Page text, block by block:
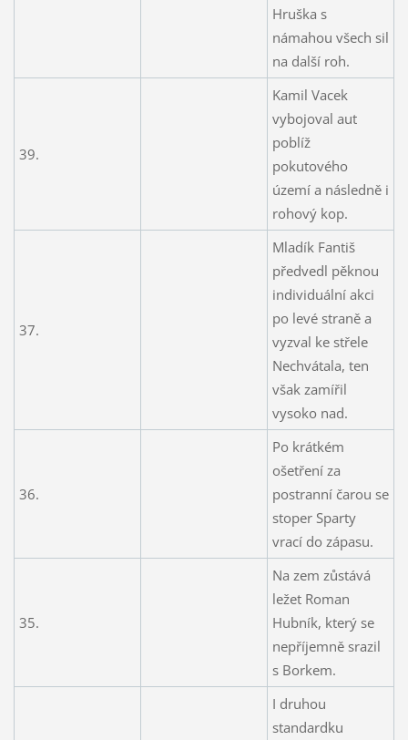
Hruška s
námahou všech sil
na další roh.
39.
Kamil Vacek
vybojoval aut
poblíž
pokutového
území a následně i
rohový kop.
37.
Mladík Fantiš
předvedl pěknou
individuální akci
po levé straně a
vyzval ke střele
Nechvátala, ten
však zamířil
vysoko nad.
36.
Po krátkém
ošetření za
postranní čarou se
stoper Sparty
vrací do zápasu.
35.
Na zem zůstává
ležet Roman
Hubník, který se
nepříjemně srazil
s Borkem.
I druhou
standardku